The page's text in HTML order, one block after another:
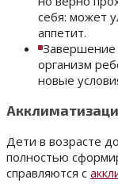
себя: может
аппетит.
Завершение
организм
новые
Дети в возрасте
полностью
справляются с